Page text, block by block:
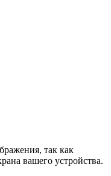
так как
вашего устройства.